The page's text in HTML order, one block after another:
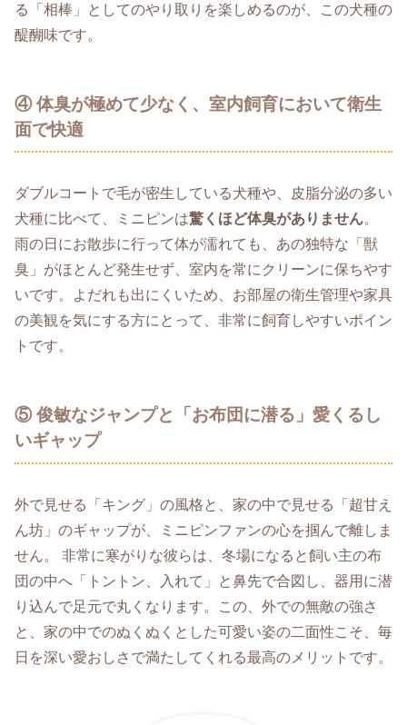
る「相棒」としてのやり取りを楽しめるのが、この犬種の
醍醐味です。
④ 体臭が極めて少なく、室内飼育において衛生
面で快適
ダブルコートで毛が密生している犬種や、皮脂分泌の多い
犬種に比べて、ミニピンは驚くほど体臭がありません。
雨の日にお散歩に行って体が濡れても、あの独特な「獣
臭」がほとんど発生せず、室内を常にクリーンに保ちやす
いです。よだれも出にくいため、お部屋の衛生管理や家具
の美観を気にする方にとって、非常に飼育しやすいポイン
トです。
⑤ 俊敏なジャンプと「お布団に潜る」愛くるし
いギャップ
外で見せる「キング」の風格と、家の中で見せる「超甘え
ん坊」のギャップが、ミニピンファンの心を掴んで離しま
せん。 非常に寒がりな彼らは、冬場になると飼い主の布
団の中へ「トントン、入れて」と鼻先で合図し、器用に潜
り込んで足元で丸くなります。この、外での無敵の強さ
と、家の中でのぬくぬくとした可愛い姿の二面性こそ、毎
日を深い愛おしさで満たしてくれる最高のメリットです。